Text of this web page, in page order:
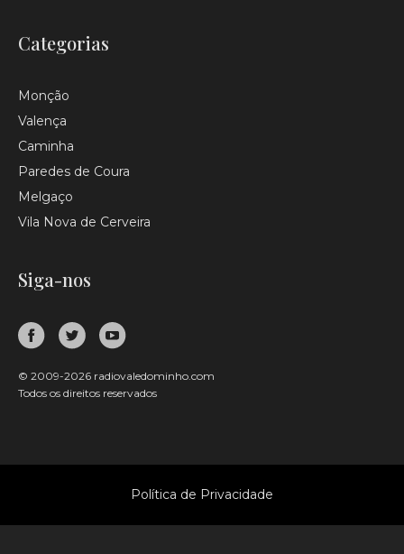
Categorias
Monção
Valença
Caminha
Paredes de Coura
Melgaço
Vila Nova de Cerveira
Siga-nos
© 2009-2026 radiovaledominho.com
Todos os direitos reservados
Política de Privacidade